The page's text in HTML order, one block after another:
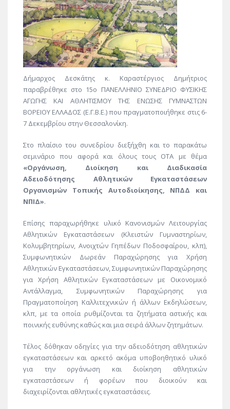
Δήμαρχος Δεσκάτης κ. Καραστέργιος Δημήτριος
παραβρέθηκε στο 15ο ΠΑΝΕΛΛΗΝΙΟ ΣΥΝΕΔΡΙΟ ΦΥΣΙΚΗΣ
ΑΓΩΓΗΣ ΚΑΙ ΑΘΛΗΤΙΣΜΟΥ ΤΗΣ ΕΝΩΣΗΣ ΓΥΜΝΑΣΤΩΝ
ΒΟΡΕΙΟΥ ΕΛΛΑΔΟΣ (Ε.Γ.Β.Ε.) που πραγματοποιήθηκε στις 6-
7 Δεκεμβρίου στην Θεσσαλονίκη.
Στο πλαίσιο του συνεδρίου διεξήχθη και το παρακάτω
σεμινάριο που αφορά και όλους τους ΟΤΑ με θέμα
«Οργάνωση, Διοίκηση και Διαδικασία
Αδειοδότησης Αθλητικών Εγκαταστάσεων
Οργανισμών Τοπικής Αυτοδιοίκησης, ΝΠΔΔ και
ΝΠΙΔ».
Επίσης παραχωρήθηκε υλικό Κανονισμών Λειτουργίας
Αθλητικών Εγκαταστάσεων (Κλειστών Γυμναστηρίων,
Κολυμβητηρίων, Ανοιχτών Γηπέδων Ποδοσφαίρου, κλπ),
Συμφωνητικών Δωρεάν Παραχώρησης για Χρήση
Αθλητικών Εγκαταστάσεων, Συμφωνητικών Παραχώρησης
για Χρήση Αθλητικών Εγκαταστάσεων με Οικονομικό
Αντάλλαγμα, Συμφωνητικών Παραχώρησης για
Πραγματοποίηση Καλλιτεχνικών ή άλλων Εκδηλώσεων,
κλπ, με τα οποία ρυθμίζονται τα ζητήματα αστικής και
ποινικής ευθύνης καθώς και μια σειρά άλλων ζητημάτων.
Τέλος δόθηκαν οδηγίες για την αδειοδότηση αθλητικών
εγκαταστάσεων και αρκετό ακόμα υποβοηθητικό υλικό
για την οργάνωση και διοίκηση αθλητικών
εγκαταστάσεων ή φορέων που διοικούν και
διαχειρίζονται αθλητικές εγκαταστάσεις.